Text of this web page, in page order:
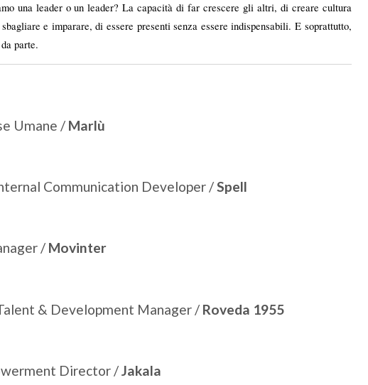
una leader o un leader? La capacità di far crescere gli altri, di creare cultura
e imparare, di essere presenti senza essere indispensabili. E soprattutto,
parte.
Umane / Marlù
Communication Developer /Spell
/ Movinter
Talent & Development Manager / Roveda 1955
Director /Jakala